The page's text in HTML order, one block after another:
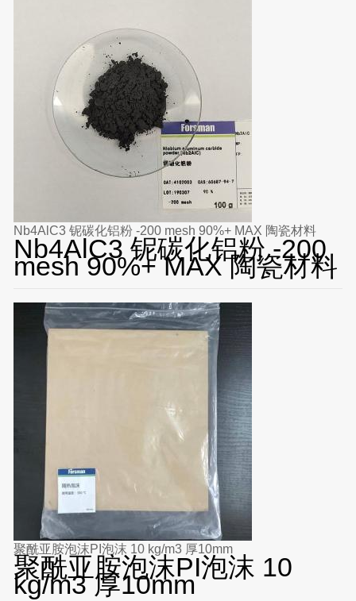
Nb4AlC3 铌碳化铝粉 -200 mesh 90%+ MAX 陶瓷材料
Nb4AlC3 铌碳化铝粉 -200
mesh 90%+ MAX 陶瓷材料
聚酰亚胺泡沫PI泡沫 10 kg/m3 厚10mm
聚酰亚胺泡沫PI泡沫 10
kg/m3 厚10mm